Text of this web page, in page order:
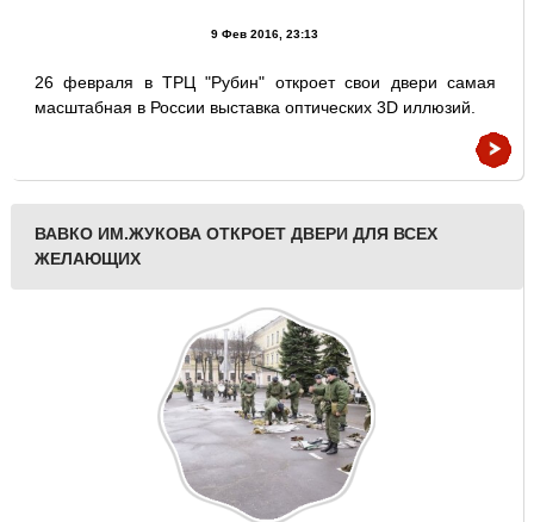
9 Фев 2016, 23:13
26 февраля в ТРЦ "Рубин" откроет свои двери самая
масштабная в России выставка оптических 3D иллюзий.
ВАВКО ИМ.ЖУКОВА ОТКРОЕТ ДВЕРИ ДЛЯ ВСЕХ
ЖЕЛАЮЩИХ